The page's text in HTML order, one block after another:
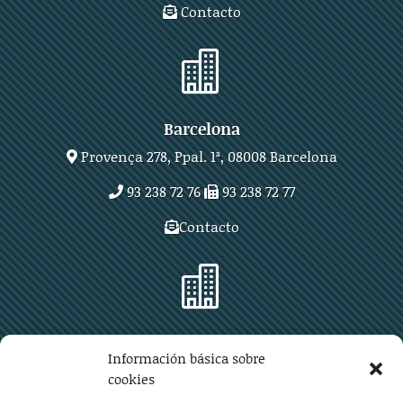
Información básica sobre
cookies
Contacto

Barcelona
Provença 278, Ppal. 1ª, 08008 Barcelona
93 238 72 76
93 238 72 77
Contacto

Plaza Aragón 10, planta 11ª, 50004 Zaragoza